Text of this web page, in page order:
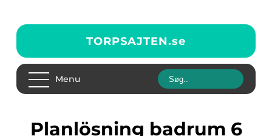
TORPSAJTEN.se
Menu
Planlösning badrum 6